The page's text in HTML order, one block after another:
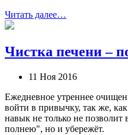
Читать далее…
Чистка печени ‒
11 Ноя 2016
Ежедневное утреннее
войти в привычку, так же,
навык не только не позволит
полнею", но и убережёт.